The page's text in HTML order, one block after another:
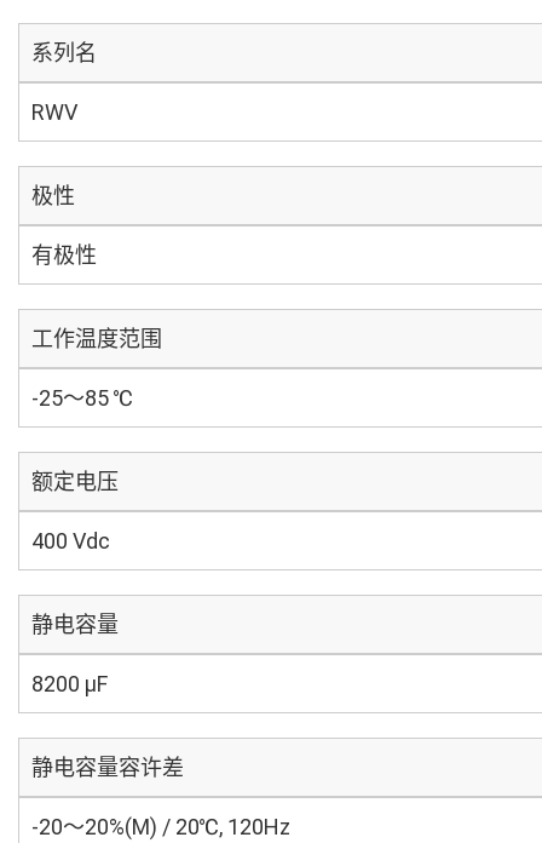
系列名
RWV
极性
有极性
工作温度范围
-25～85 ℃
额定电压
400 Vdc
静电容量
8200 µF
静电容量容许差
-20～20%(M) / 20℃, 120Hz